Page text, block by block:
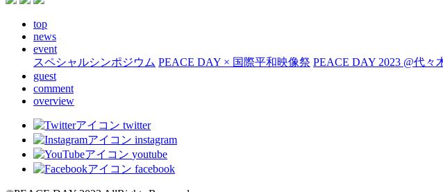
top
news
event
スペシャルシンポジウム PEACE DAY × 国際平和映像祭 PEACE DAY 2023 @代々
guest
comment
overview
twitter
instagram
youtube
facebook